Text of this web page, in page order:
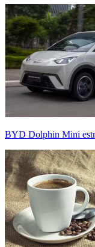
BYD Dolphin Mini